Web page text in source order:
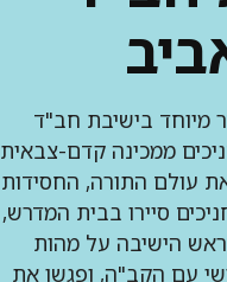
מיוחד בישיבת חב"ד
ממכינה קדם-צבאית
עולם התורה, החסידות
סיירו בבית המדרש,
הישיבה על מהות
עם הקב"ה, ופגשו את